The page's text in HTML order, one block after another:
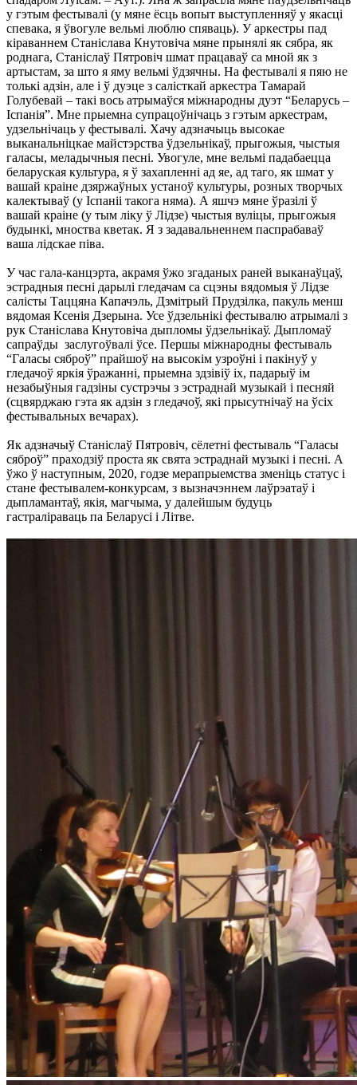
у гэтым фестывалі (у мяне ёсць вопыт выступленняў у якасці
спевака, я ўвогуле вельмі люблю спяваць). У аркестры пад
кіраваннем Станіслава Кнутовіча мяне прынялі як сябра, як
роднага, Станіслаў Пятровіч шмат працаваў са мной як з
артыстам, за што я яму вельмі ўдзячны. На фестывалі я пяю не
толькі адзін, але і ў дуэце з салісткай аркестра Тамарай
Голубевай – такі вось атрымаўся міжнародны дуэт “Беларусь –
Іспанія”. Мне прыемна супрацоўнічаць з гэтым аркестрам,
удзельнічаць у фестывалі. Хачу адзначыць высокае
выканальніцкае майстэрства ўдзельнікаў, прыгожыя, чыстыя
галасы, меладычныя песні. Увогуле, мне вельмі падабаецца
беларуская культура, я ў захапленні ад яе, ад таго, як шмат у
вашай краіне дзяржаўных устаноў культуры, розных творчых
калектываў (у Іспаніі такога няма). А яшчэ мяне ўразілі ў
вашай краіне (у тым ліку ў Лідзе) чыстыя вуліцы, прыгожыя
будынкі, мноства кветак. Я з задавальненнем паспрабаваў
ваша лідскае піва.
У час гала-канцэрта, акрамя ўжо згаданых раней выканаўцаў,
эстрадныя песні дарылі гледачам са сцэны вядомыя ў Лідзе
салісты Таццяна Капачэль, Дзмітрый Прудзілка, пакуль менш
вядомая Ксенія Дзерына. Усе ўдзельнікі фестывалю атрымалі з
рук Станіслава Кнутовіча дыпломы ўдзельнікаў. Дыпломаў
сапраўды заслугоўвалі ўсе. Першы міжнародны фестываль
“Галасы сяброў” прайшоў на высокім узроўні і пакінуў у
гледачоў яркія ўражанні, прыемна здзівіў іх, падарыў ім
незабыўныя гадзіны сустрэчы з эстраднай музыкай і песняй
(сцвярджаю гэта як адзін з гледачоў, які прысутнічаў на ўсіх
фестывальных вечарах).
Як адзначыў Станіслаў Пятровіч, сёлетні фестываль “Галасы
сяброў” праходзіў проста як свята эстраднай музыкі і песні. А
ўжо ў наступным, 2020, годзе мерапрыемства зменіць статус і
стане фестывалем-конкурсам, з вызначэннем лаўрэатаў і
дыпламантаў, якія, магчыма, у далейшым будуць
гастраліраваць па Беларусі і Літве.